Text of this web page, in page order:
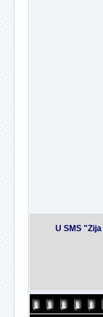
U SMS